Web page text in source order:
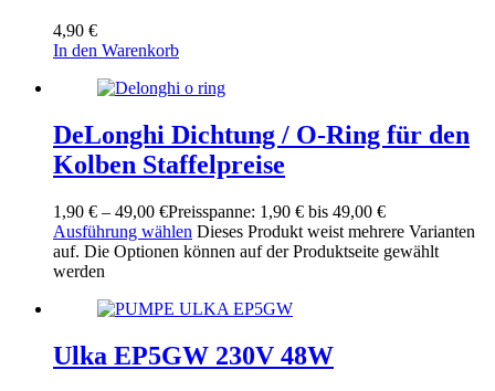
4,90 €
In den Warenkorb
DeLonghi Dichtung / O-Ring für den
Kolben Staffelpreise
1,90 € – 49,00 €Preisspanne: 1,90 € bis 49,00 €
Ausführung wählen Dieses Produkt weist mehrere Varianten
auf. Die Optionen können auf der Produktseite gewählt
werden
Ulka EP5GW 230V 48W